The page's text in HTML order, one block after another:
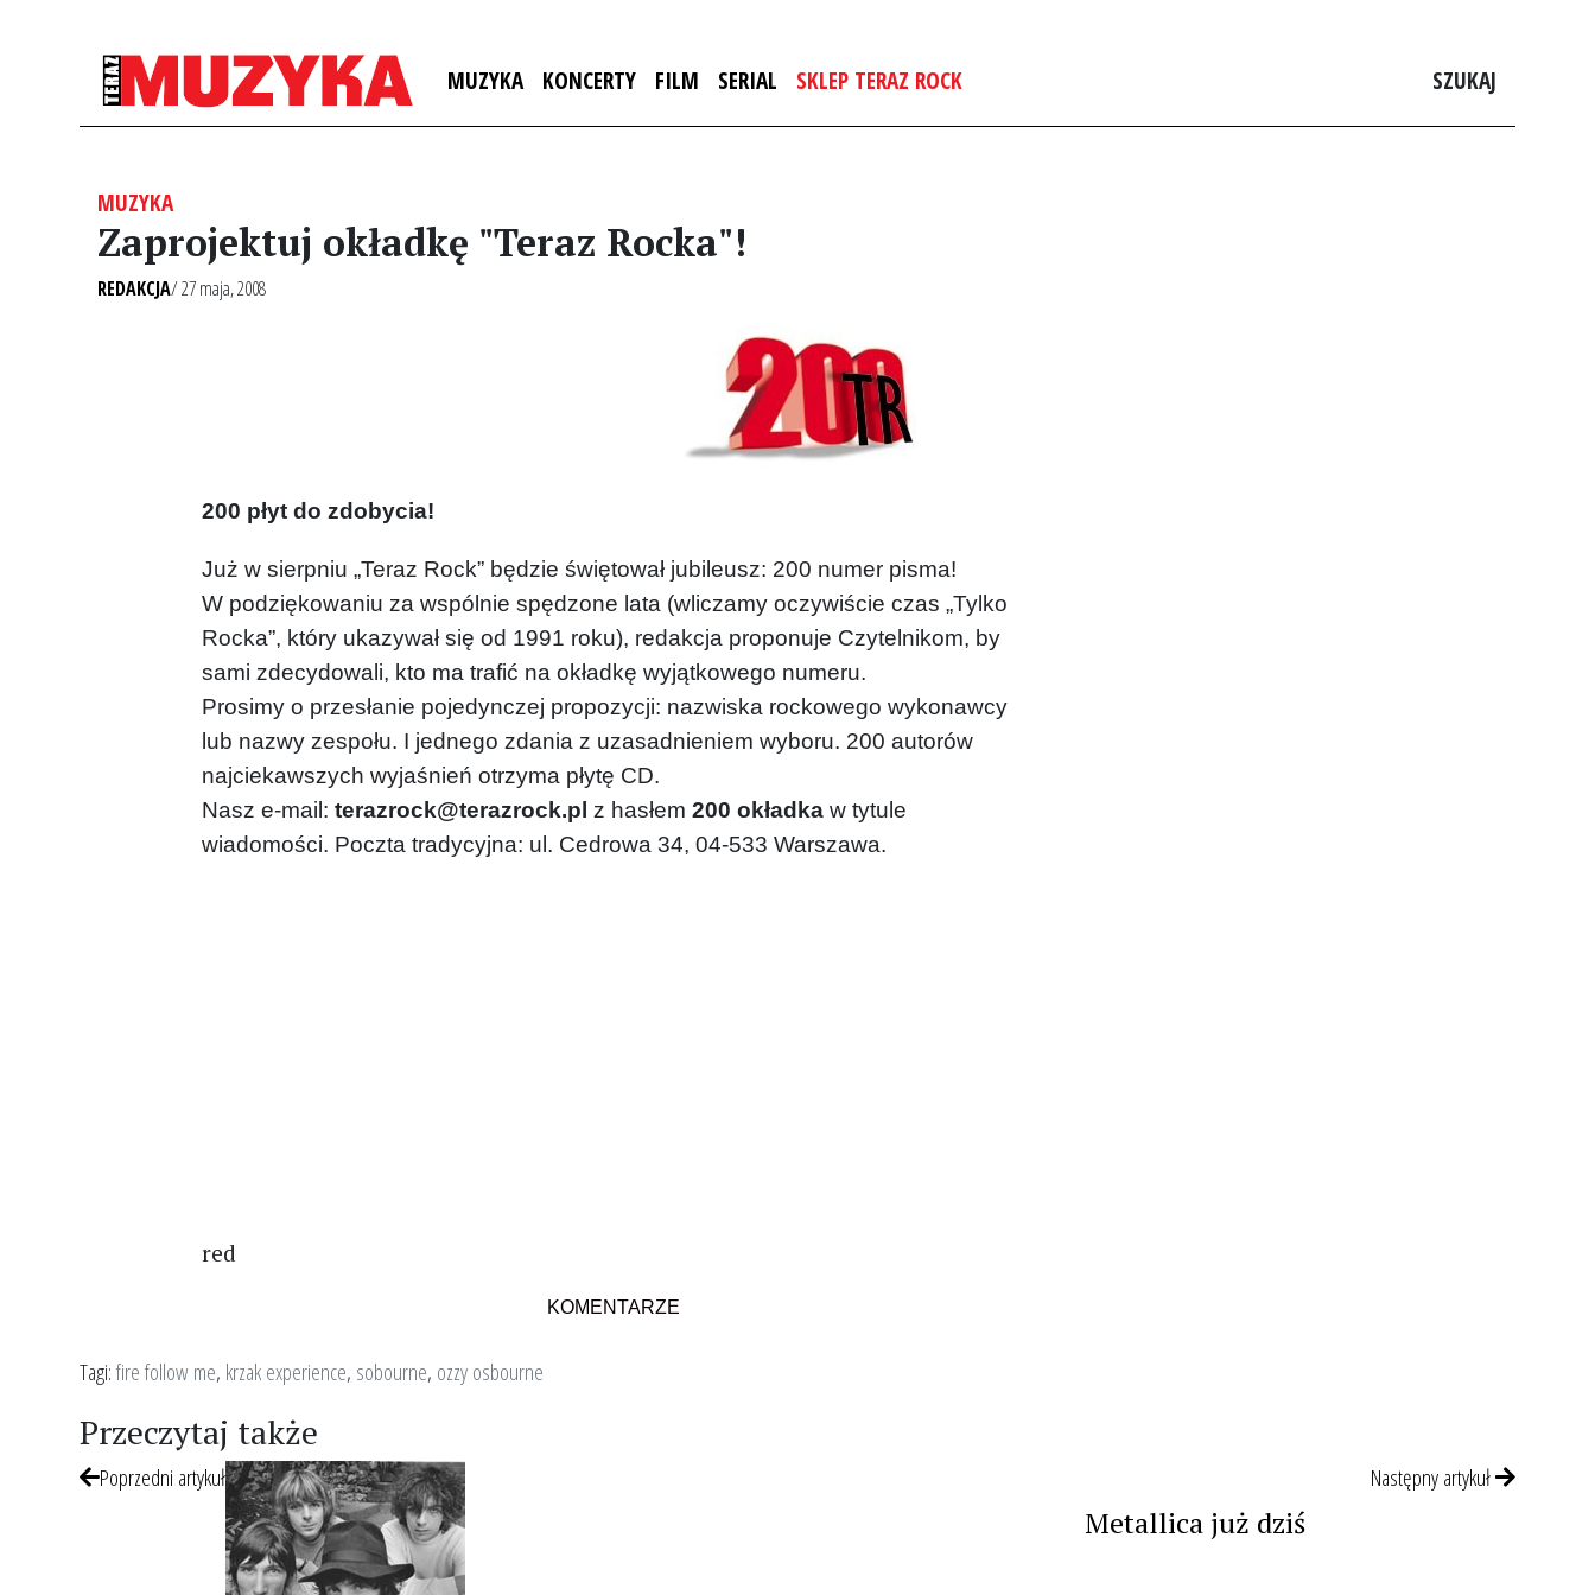
MUZYKA KONCERTY FILM SERIAL SKLEP TERAZ ROCK SZUKAJ
MUZYKA
Zaprojektuj okładkę "Teraz Rocka"!
REDAKCJA/ 27 maja, 2008
200 płyt do zdobycia!
Już w sierpniu „Teraz Rock” będzie świętował jubileusz: 200 numer pisma!
W podziękowaniu za wspólnie spędzone lata (wliczamy oczywiście czas „Tylko
Rocka”, który ukazywał się od 1991 roku), redakcja proponuje Czytelnikom, by
sami zdecydowali, kto ma trafić na okładkę wyjątkowego numeru.
Prosimy o przesłanie pojedynczej propozycji: nazwiska rockowego wykonawcy
lub nazwy zespołu. I jednego zdania z uzasadnieniem wyboru. 200 autorów
najciekawszych wyjaśnień otrzyma płytę CD.
Nasz e-mail:terazrock@terazrock.pl z hasłem200 okładka w tytule
wiadomości. Poczta tradycyjna: ul. Cedrowa 34, 04-533 Warszawa.
red
KOMENTARZE
Tagi:fire follow me, krzak experience, sobourne, ozzy osbourne
Przeczytaj także
Poprzedni artykuł Następny artykuł
Metallica już dziś